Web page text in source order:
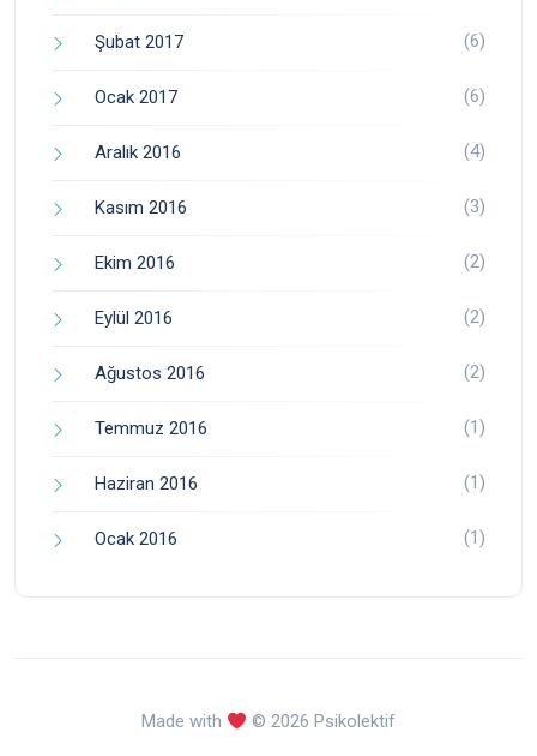
Şubat 2017 (6)
Ocak 2017 (6)
Aralık 2016 (4)
Kasım 2016 (3)
Ekim 2016 (2)
Eylül 2016 (2)
Ağustos 2016 (2)
Temmuz 2016 (1)
Haziran 2016 (1)
Ocak 2016 (1)
Made with © 2026 Psikolektif